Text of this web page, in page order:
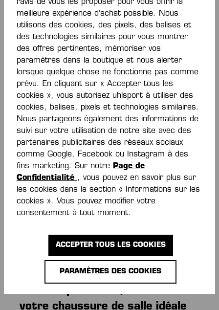
ce qui est superflu, tout ce qui est inutile. Rien ne
devrait vous alourdir. Plein d'énergie et de dynamisme,
vous suivez vos instincts.
Kempa Wing est la chaussure de salle super légère
pour hommes, avec laquelle vous amenez votre
vitesse directement au sol. Que vous démontriez votre
agilité et votre mobilitéen jeu et à l'entraînement
avec votre équipe, ou que vous poussiez votrerythme
à la limite dans la salle de sport en intérieur : ici, vous
avez la chaussure qui vous offre tout ce dont vous avez
besoin et qui se passe de tout ce qui est superflu.
Légèreté et vitessesont vos atouts.
Tout le contenu en un coup d'œil
:
Kempa Wing : Votre chaussure de salle légère et
flexible pour hommes
Si les chaussures de sport pour
hommes doivent être légères et
votre chaussure de salle idéale
ravis de vous les proposer pour vous offrir la
meilleure expérience d’achat possible. Nous
utilisons des cookies, des pixels, des balises et
des technologies similaires pour vous montrer
des offres pertinentes, mémoriser vos
paramètres dans la boutique et nous alerter
lorsque quelque chose ne fonctionne pas comme
prévu. En cliquant sur « Accepter tous les
cookies », vous autorisez uhlsport à utiliser des
cookies, balises, pixels et technologies similaires.
Nous partageons également des informations de
suivi sur votre utilisation de notre site avec des
partenaires publicitaires des réseaux sociaux
comme Google, Facebook ou Instagram à des
fins marketing. Sur notre
Page de
Confidentialité , vous pouvez en savoir plus sur
les cookies dans la section « Informations sur les
cookies ». Vous pouvez modifier votre
consentement à tout moment.
PARAMÈTRES DES COOKIES
ACCEPTER TOUS LES COOKIES